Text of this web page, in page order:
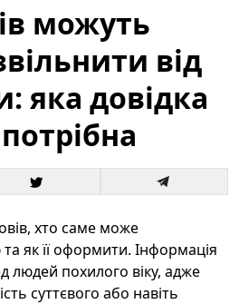
можуть
від
яка довідка
хто саме може
як її оформити. Інформація
людей похилого віку, адже
суттєвого або навіть